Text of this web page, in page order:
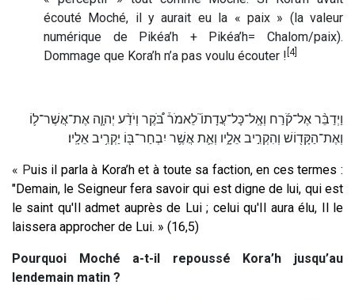
écouté Moché, il y aurait eu la « paix » (la valeur
numérique de Pikéa’h + Pikéa’h= Chalom/paix).
Dommage que Kora’h n’a pas voulu écouter ! [4]
וַיְדַבֵּ֨ר אֶל־קֹ֜רַח וְאֶֽל־כָּל־עֲדָתוֹ֮ לֵאמֹר֒ בֹּ֠קֶר וְיֹדַ֨ע יְהוָ֧ה אֶת־אֲשֶׁר־ל֛וֹ
וְאֶת־הַקָּד֖וֹשׁ וְהִקְרִ֣יב אֵלָ֑יו וְאֵ֛ת אֲשֶׁ֥ר יִבְחַר־בּ֖וֹ יַקְרִ֥יב אֵלָֽיו׃
« Puis il parla à Kora’h et à toute sa faction, en ces termes :
"Demain, le Seigneur fera savoir qui est digne de lui, qui est
le saint qu'Il admet auprès de Lui ; celui qu'Il aura élu, Il le
laissera approcher de Lui. » (16,5)
Pourquoi Moché a-t-il repoussé Kora’h jusqu’au
lendemain matin ?